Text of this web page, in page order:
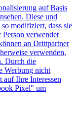
auf Basis
Diese und
modifiziert, dass sie
verwendet
an Drittpartner
verwenden,
Durch die
Werbung nicht
Ihre Interessen
Pixel" um